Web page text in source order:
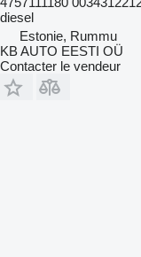
diesel
Estonie, Rummu
KB AUTO EESTI OÜ
Contacter le vendeur